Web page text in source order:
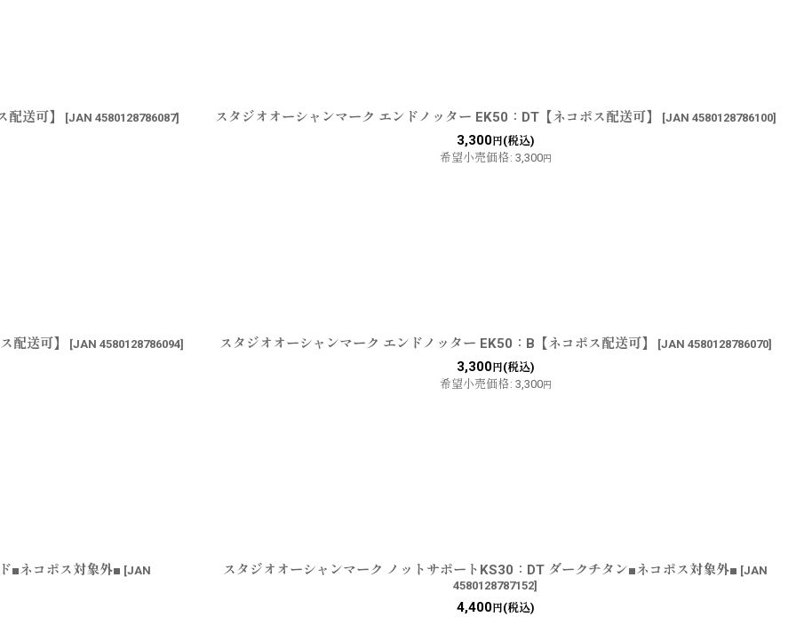
送可】 [JAN 4580128786087] スタジオオーシャンマーク エンドノッター EK50：DT【ネコポス配送可】 [JAN 4580128786100]
3,300円(税込)
希望小売価格: 3,300円
配送可】 [JAN 4580128786094] スタジオオーシャンマーク エンドノッター EK50：B【ネコポス配送可】 [JAN 4580128786070]
3,300円(税込)
希望小売価格: 3,300円
■ネコポス対象外■ [JAN スタジオオーシャンマーク ノットサポートKS30：DT ダークチタン■ネコポス対象外■ [JAN
4580128787152]
4,400円(税込)